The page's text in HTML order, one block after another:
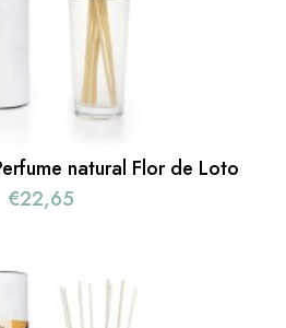
natural Flor de Loto
€22,65